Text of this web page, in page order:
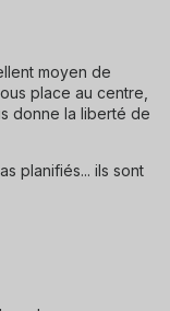
moyen de
place au centre,
donne la liberté de
planifiés... ils sont